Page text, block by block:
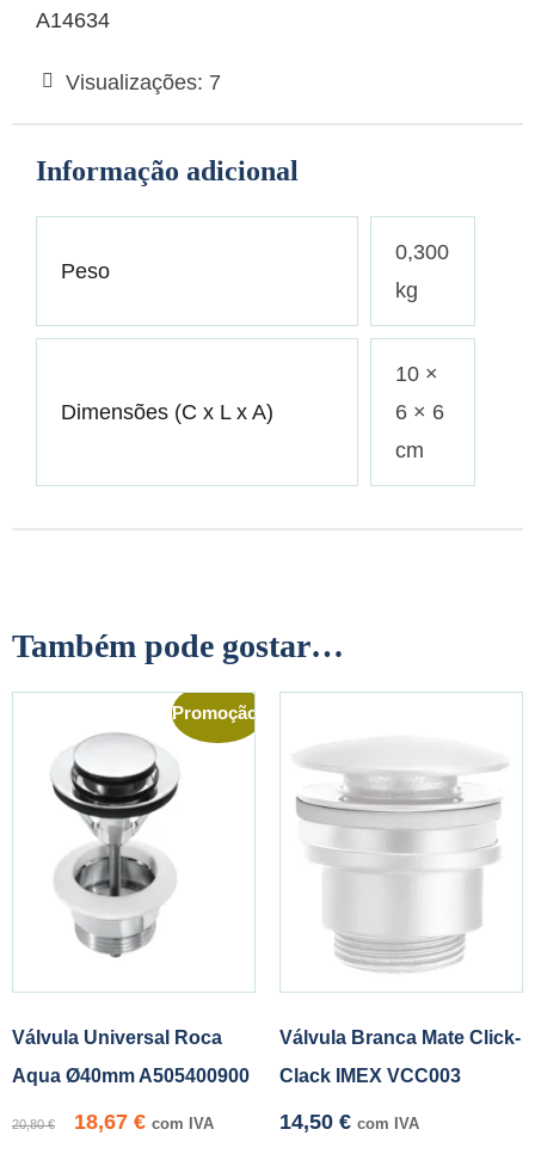
A14634
Visualizações: 7
Informação adicional
Peso
0,300
kg
Dimensões (C x L x A)
10 ×
6 × 6
cm
Também pode gostar…
Promoção!
Válvula Universal Roca
Aqua Ø40mm A505400900
20,80€ 18,67 € com IVA
Válvula Branca Mate Click-
Clack IMEX VCC003
14,50 € com IVA